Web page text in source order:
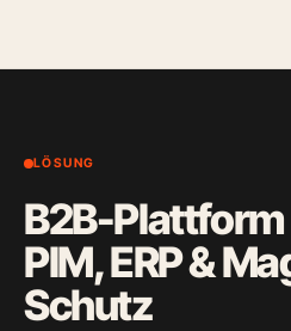
LÖSUNG
B2B-
PIM, ERP &
Schutz